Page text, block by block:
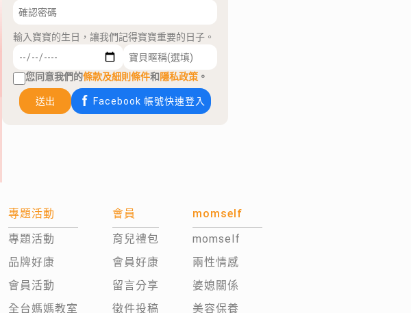
輸入寶寶的生日，讓我們記得寶寶重要的日子。
您同意我們的條款及細則條件和隱私政策 。
送出 Facebook 帳號快速登入
專題活動
專題活動
品牌好康
會員活動
全台媽媽教室
會員
育兒禮包
會員好康
留言分享
徵件投稿
momself
momself
兩性情感
婆媳關係
美容保養